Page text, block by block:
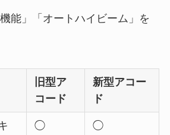
能」「オートハイビーム」を
旧型ア
コード
新型アコー
ド
◯
◯